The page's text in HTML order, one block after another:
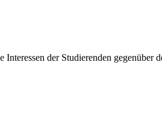
Interessen der Studierenden